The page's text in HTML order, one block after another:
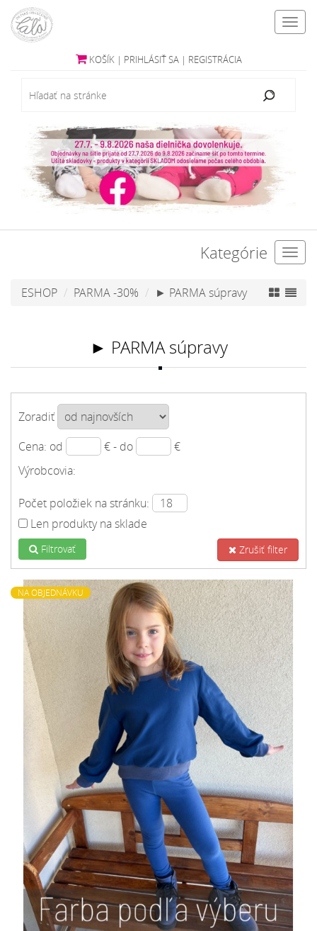
KOŠÍK | PRIHLÁSIŤ SA | REGISTRÁCIA
Kategórie
ESHOP PARMA -30% ► PARMA súpravy
► PARMA súpravy
Zoradiť
Cena: od
€ - do
€
Výrobcovia:
Počet položiek na stránku:
Len produkty na sklade
Filtrovať Zrušiť filter
NA OBJEDNÁVKU